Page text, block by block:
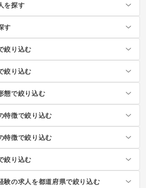
を探す
す
絞り込む
絞り込む
態で絞り込む
特徴で絞り込む
特徴で絞り込む
絞り込む
験の求人を都道府県で絞り込む